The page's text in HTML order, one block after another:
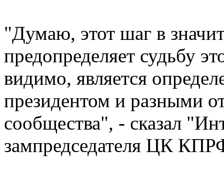
"Думаю, этот шаг в
предопределяет судьбу
видимо, является
президентом и разными
сообщества", - сказал
зампредседателя ЦК